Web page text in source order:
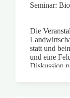
Seminar:
Die
statt und
und eine
Diskussion